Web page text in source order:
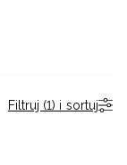
Filtruj (1) i sortuj